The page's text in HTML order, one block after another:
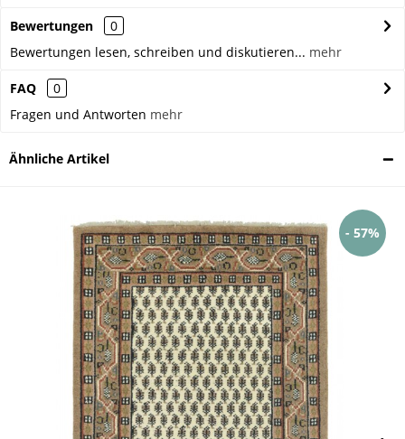
Bewertungen
0
Bewertungen lesen, schreiben und diskutieren... mehr
FAQ
0
Fragen und Antworten mehr
Ähnliche Artikel
- 57%